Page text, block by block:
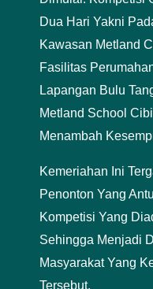
Dua Hari Yakni
Kawasan Metland
Fasilitas
Lapangan Bulu
Metland School
Menambah
Kemeriahan Ini
Penonton Yang
Kompetisi Yang
Sehingga Menjadi
Masyarakat Yang
Tersebut.